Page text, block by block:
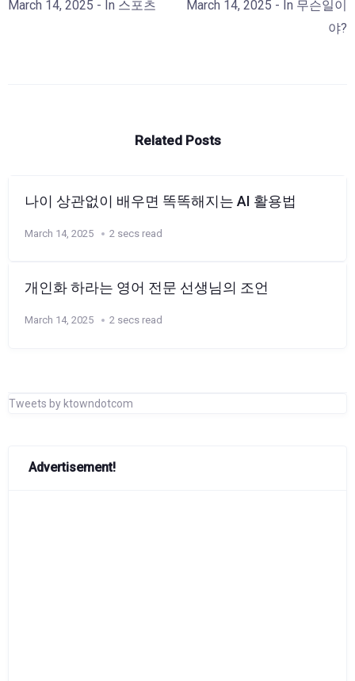
March 14, 2025 - In 스포츠 March 14, 2025 - In 무슨일이
야?
Related Posts
나이 상관없이 배우면 똑똑해지는 AI 활용법
March 14, 2025 2 secs read
개인화 하라는 영어 전문 선생님의 조언
March 14, 2025 2 secs read
Tweets by ktowndotcom
Advertisement!